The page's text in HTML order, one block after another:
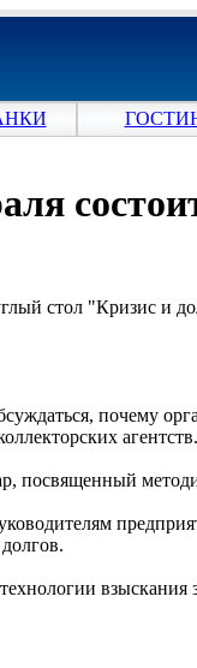
стол "Кризис и
почему
агентств.
посвященный